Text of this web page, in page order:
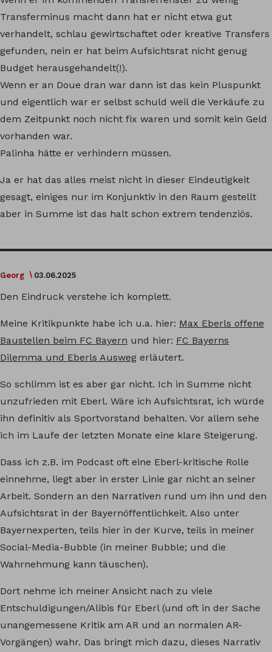
Transferminus macht dann hat er nicht etwa gut
verhandelt, schlau gewirtschaftet oder kreative Transfers
gefunden, nein er hat beim Aufsichtsrat nicht genug
Budget herausgehandelt(!).
Wenn er an Doue dran war dann ist das kein Pluspunkt
und eigentlich war er selbst schuld weil die Verkäufe zu
dem Zeitpunkt noch nicht fix waren und somit kein Geld
vorhanden war.
Palinha hätte er verhindern müssen.
Ja er hat das alles meist nicht in dieser Eindeutigkeit
gesagt, einiges nur im Konjunktiv in den Raum gestellt
aber in Summe ist das halt schon extrem tendenziös.
Georg 03.06.2025
Den Eindruck verstehe ich komplett.
Meine Kritikpunkte habe ich u.a. hier: Max Eberls offene
Baustellen beim FC Bayern und hier: FC Bayerns
Dilemma und Eberls Ausweg erläutert.
So schlimm ist es aber gar nicht. Ich in Summe nicht
unzufrieden mit Eberl. Wäre ich Aufsichtsrat, ich würde
ihn definitiv als Sportvorstand behalten. Vor allem sehe
ich im Laufe der letzten Monate eine klare Steigerung.
Dass ich z.B. im Podcast oft eine Eberl-kritische Rolle
einnehme, liegt aber in erster Linie gar nicht an seiner
Arbeit. Sondern an den Narrativen rund um ihn und den
Aufsichtsrat in der Bayernöffentlichkeit. Also unter
Bayernexperten, teils hier in der Kurve, teils in meiner
Social-Media-Bubble (in meiner Bubble; und die
Wahrnehmung kann täuschen).
Dort nehme ich meiner Ansicht nach zu viele
Entschuldigungen/Alibis für Eberl (und oft in der Sache
unangemessene Kritik am AR und an normalen AR-
Vorgängen) wahr. Das bringt mich dazu, dieses Narrativ